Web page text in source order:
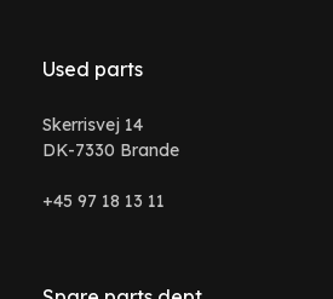
Used parts
Skerrisvej 14
DK-7330 Brande
+45 97 18 13 11